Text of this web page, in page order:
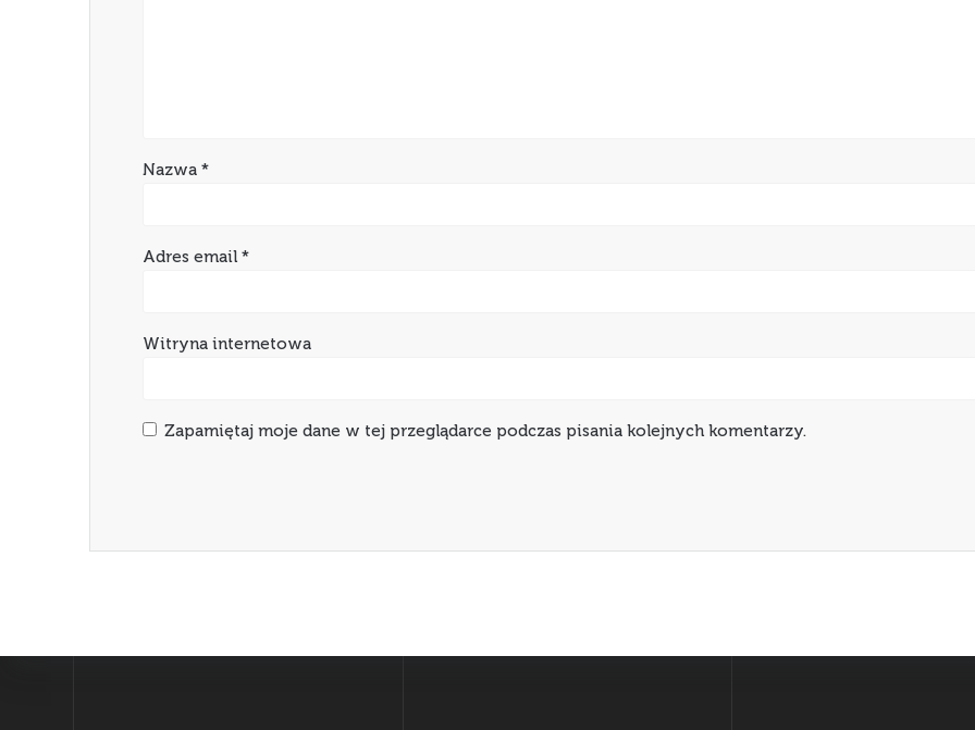
Nazwa*
Adres email*
Witryna internetowa
Zapamiętaj moje dane w tej przeglądarce podczas pisania kolejnych komentarzy.